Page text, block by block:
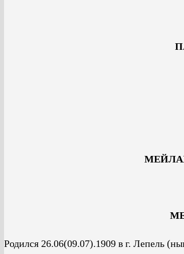
Родился 26.06(09.07).1909 в г. Лепель